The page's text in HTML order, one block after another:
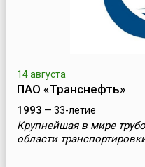
14 августа
ПАО «Транснефть»
1993 — 33-летие
Крупнейшая в мире
области